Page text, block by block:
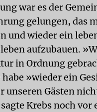
war es der
gelungen, das
und wieder ein
aufzubauen.
in Ordnung
»wieder ein
unseren Gästen
Krebs noch vor